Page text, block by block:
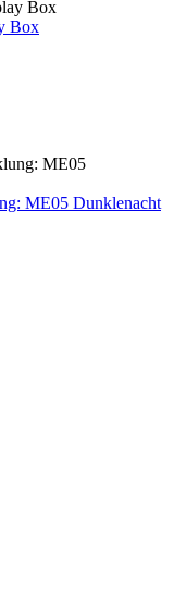
Box
ME05 Dunklenacht